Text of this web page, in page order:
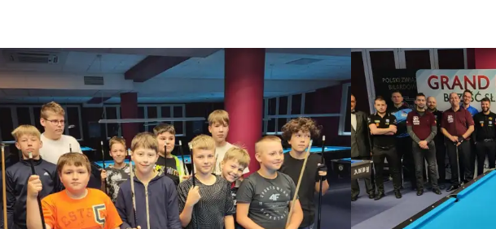
wersja
strony